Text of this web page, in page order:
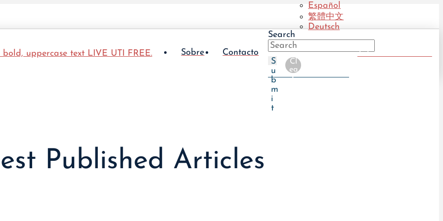
Español
繁體中文
Deutsch
Sobre Contacto
Search
S
u
b
m
i
t
Cl
ea
r
Take The UTI Quiz
Published Articles